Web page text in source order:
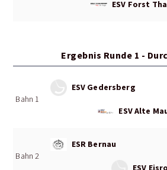
ESV Forst
Ergebnis Runde 1 -
Bahn 1
ESV Gedersberg
ESV Alte
Bahn 2
ESR Bernau